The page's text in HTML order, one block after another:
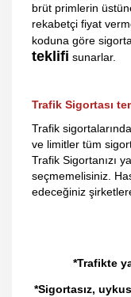
brüt primlerin
rekabetçi fiyat
koduna göre
teklifi sunarlar.
Trafik Sigortası
Trafik
ve limitler tüm
Trafik Sigortanızı
seçmemelisiniz.
edeceğiniz
*Trafikte
*Sigortasız,